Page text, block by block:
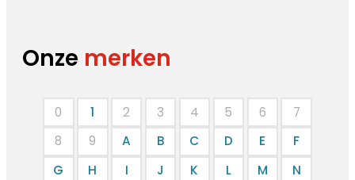
Onze merken
0 1 2 3 4 5 6
7
8
9 A B C D E
F
G
H I J K L M
N